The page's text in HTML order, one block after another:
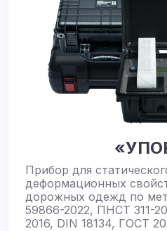
Прибор для
деформационных
дорожных одежд по
59866-2022, ПНСТ 311-
2016, DIN 18134, ГОСТ